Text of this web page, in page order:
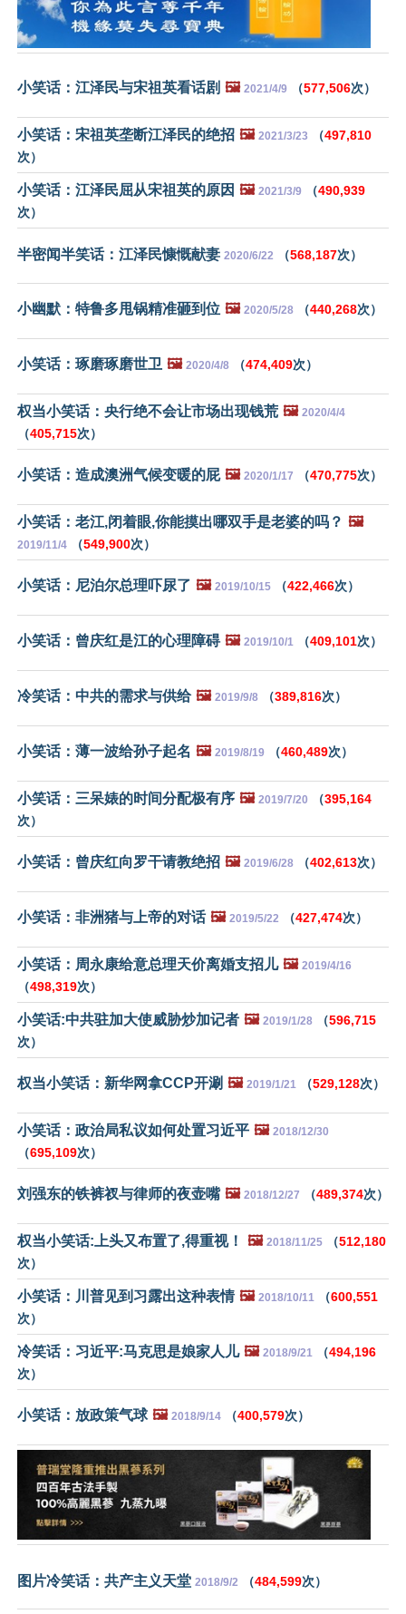
小笑话：江泽民与宋祖英看话剧 🖼️ 2021/4/9 （577,506次）
小笑话：宋祖英垄断江泽民的绝招 🖼️ 2021/3/23 （497,810
次）
小笑话：江泽民屈从宋祖英的原因 🖼️ 2021/3/9 （490,939
次）
半密闻半笑话：江泽民慷慨献妻 2020/6/22 （568,187次）
小幽默：特鲁多甩锅精准砸到位 🖼️ 2020/5/28 （440,268次）
小笑话：琢磨琢磨世卫 🖼️ 2020/4/8 （474,409次）
权当小笑话：央行绝不会让市场出现钱荒 🖼️ 2020/4/4
（405,715次）
小笑话：造成澳洲气候变暖的屁 🖼️ 2020/1/17 （470,775次）
小笑话：老江,闭着眼,你能摸出哪双手是老婆的吗？ 🖼️
2019/11/4 （549,900次）
小笑话：尼泊尔总理吓尿了 🖼️ 2019/10/15 （422,466次）
小笑话：曾庆红是江的心理障碍 🖼️ 2019/10/1 （409,101次）
冷笑话：中共的需求与供给 🖼️ 2019/9/8 （389,816次）
小笑话：薄一波给孙子起名 🖼️ 2019/8/19 （460,489次）
小笑话：三呆婊的时间分配极有序 🖼️ 2019/7/20 （395,164
次）
小笑话：曾庆红向罗干请教绝招 🖼️ 2019/6/28 （402,613次）
小笑话：非洲猪与上帝的对话 🖼️ 2019/5/22 （427,474次）
小笑话：周永康给意总理天价离婚支招儿 🖼️ 2019/4/16
（498,319次）
小笑话:中共驻加大使威胁炒加记者 🖼️ 2019/1/28 （596,715
次）
权当小笑话：新华网拿CCP开涮 🖼️ 2019/1/21 （529,128次）
小笑话：政治局私议如何处置习近平 🖼️ 2018/12/30
（695,109次）
刘强东的铁裤衩与律师的夜壶嘴 🖼️ 2018/12/27 （489,374次）
权当小笑话:上头又布置了,得重视！ 🖼️ 2018/11/25 （512,180
次）
小笑话：川普见到习露出这种表情 🖼️ 2018/10/11 （600,551
次）
冷笑话：习近平:马克思是娘家人儿 🖼️ 2018/9/21 （494,196
次）
小笑话：放政策气球 🖼️ 2018/9/14 （400,579次）
图片冷笑话：共产主义天堂 2018/9/2 （484,599次）